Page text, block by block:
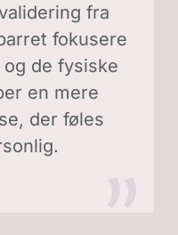
fra
fokusere
de fysiske
en mere
der føles